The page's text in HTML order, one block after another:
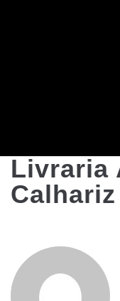
Livraria
Calhariz